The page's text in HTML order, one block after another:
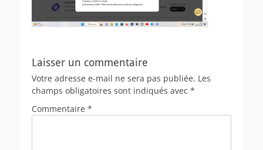
Laisser un commentaire
Votre adresse e-mail ne sera pas publiée. Les
champs obligatoires sont indiqués avec *
Commentaire *